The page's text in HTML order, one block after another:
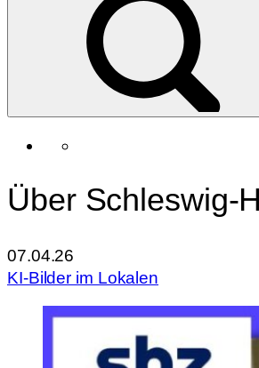
Über Schleswig-
07.04.26
KI-Bilder im Lokalen